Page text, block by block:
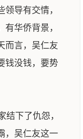
导有交情，
华侨背景，
而言，吴仁友
钱没钱，要势
下了仇怨，
，吴仁友这一